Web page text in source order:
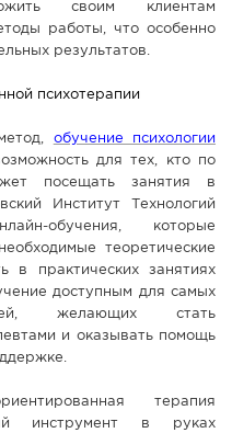
своим клиентам
работы, что особенно
результатов.
психотерапии
обучение психологии
для тех, кто по
посещать занятия в
Институт Технологий
обучения, которые
теоретические
в практических занятиях
доступным для самых
желающих стать
и оказывать помощь
терапия
инструмент в руках